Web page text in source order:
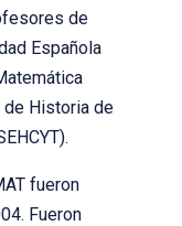
de
Española
de Historia de
fueron
Fueron